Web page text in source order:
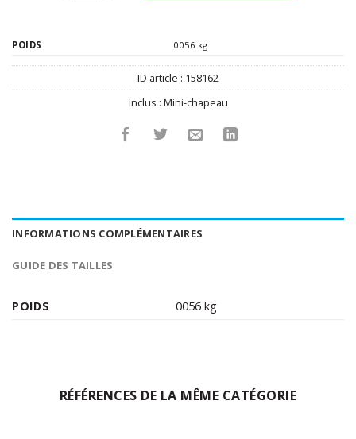
POIDS 0056 kg
ID article : 158162
Inclus : Mini-chapeau
INFORMATIONS COMPLÉMENTAIRES
GUIDE DES TAILLES
POIDS 0056 kg
RÉFÉRENCES DE LA MÊME CATÉGORIE